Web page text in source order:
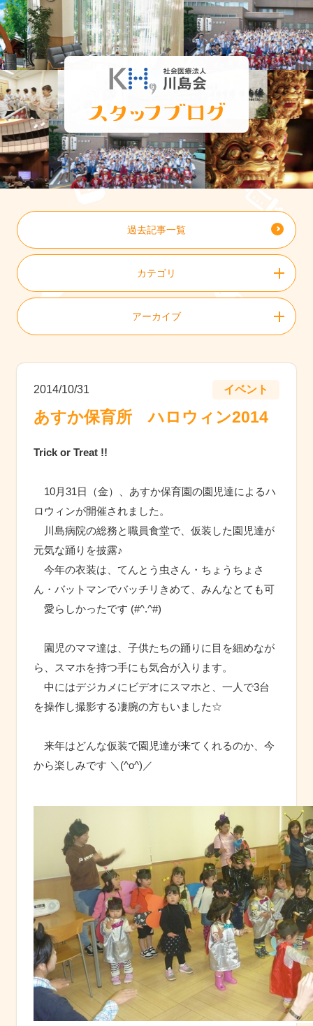
過去記事一覧
カテゴリ
アーカイブ
イベント
2014/10/31
あすか保育所 ハロウィン2014
Trick or Treat !!
10月31日（金）、あすか保育園の園児達によるハ
ロウィンが開催されました。
川島病院の総務と職員食堂で、仮装した園児達が
元気な踊りを披露♪
今年の衣装は、てんとう虫さん・ちょうちょさ
ん・バットマンでバッチリきめて、みんなとても可
愛らしかったです (#^.^#)
園児のママ達は、子供たちの踊りに目を細めなが
ら、スマホを持つ手にも気合が入ります。
中にはデジカメにビデオにスマホと、一人で3台
を操作し撮影する凄腕の方もいました☆
来年はどんな仮装で園児達が来てくれるのか、今
から楽しみです ＼(^o^)／